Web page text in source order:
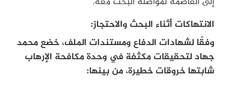
الانتهاكات أثناء البحث والاحتجاز:
وفقًا لشهادات الدفاع ومستندات الملف، خضع محمد
جهاد لتحقيقات مكثفة في وحدة مكافحة الإرهاب
شابتها خروقات خطيرة، من بينها: